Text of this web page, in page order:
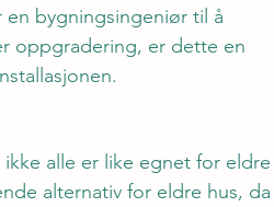
en bygningsingeniør til å
oppgradering, er dette en
alle er like egnet for eldre
alternativ for eldre hus, da